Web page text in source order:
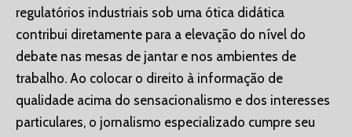
regulatórios industriais sob uma ótica didática
contribui diretamente para a elevação do nível do
debate nas mesas de jantar e nos ambientes de
trabalho. Ao colocar o direito à informação de
qualidade acima do sensacionalismo e dos interesses
particulares, o jornalismo especializado cumpre seu